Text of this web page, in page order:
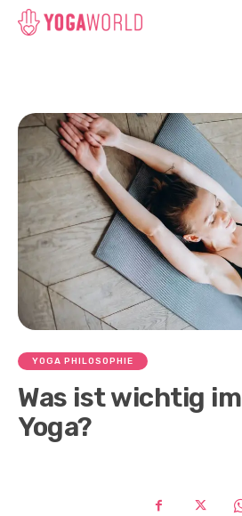
YOGA PHILOSOPHIE
Was ist wichtig im
Yoga?